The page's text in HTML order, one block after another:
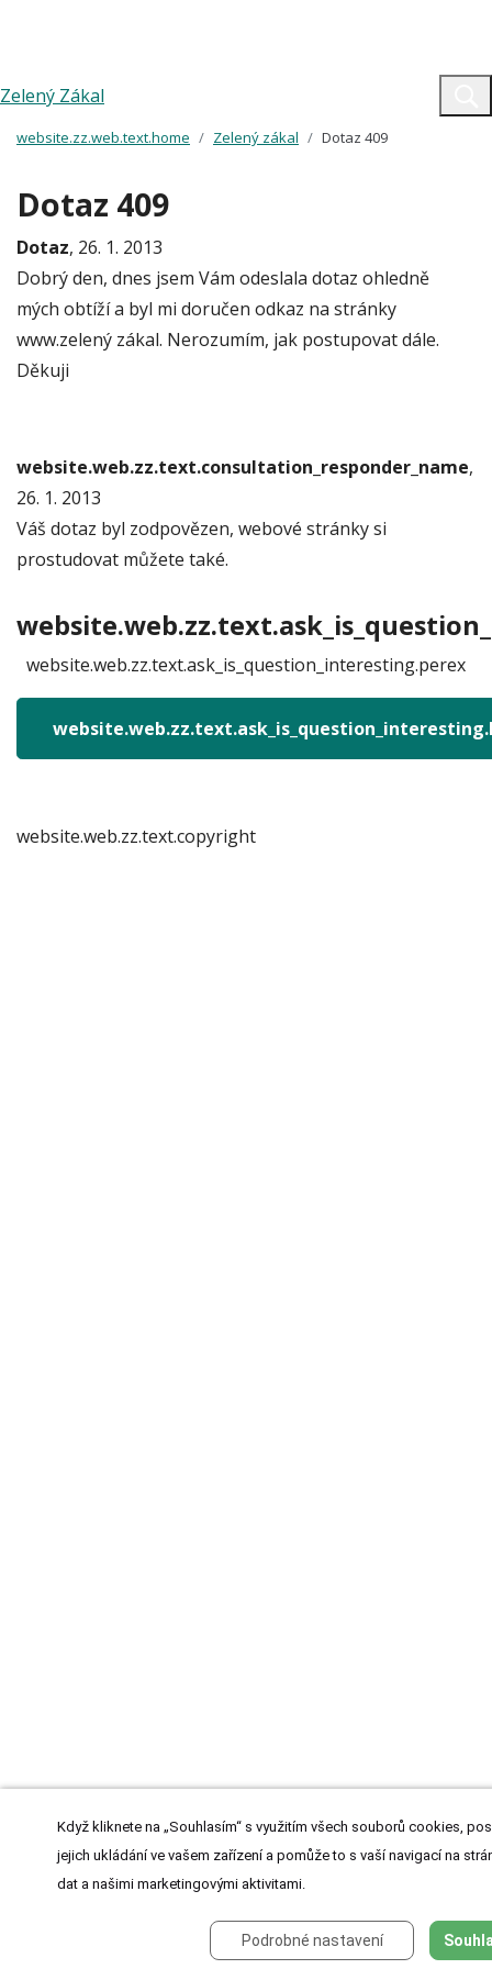
Zelený Zákal
website.zz.web.text.home Zelený zákal Dotaz 409
Dotaz 409
Dotaz, 26. 1. 2013
Dobrý den, dnes jsem Vám odeslala dotaz ohledně
mých obtíží a byl mi doručen odkaz na stránky
www.zelený zákal. Nerozumím, jak postupovat dále.
Děkuji
website.web.zz.text.consultation_responder_name,
26. 1. 2013
Váš dotaz byl zodpovězen, webové stránky si
prostudovat můžete také.
website.web.zz.text.ask_is_question_interesting.perex
website.web.zz.text.copyright
Když kliknete na „Souhlasím“ s využitím všech souborů cookies,
jejich ukládání ve vašem zařízení a pomůže to s vaší navigací na
dat a našimi marketingovými aktivitami.
Podrobné nastavení